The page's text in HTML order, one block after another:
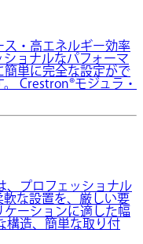
ス・高エネルギー効率
ョナルなパフォーマ
簡単に完全な設定がで
Crestron®モジュラ・
、プロフェッショナル
軟な設置を、厳しい要
ーションに適した幅
構造、簡単な取り付